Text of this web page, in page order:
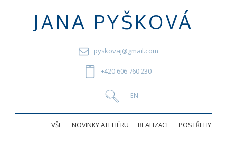
JANA PYŠKOVÁ
pyskovaj@gmail.com
+420 606 760 230
VŠE NOVINKY ATELIÉRU REALIZACE POSTŘEHY